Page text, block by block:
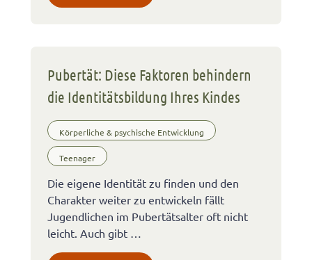
Pubertät: Diese Faktoren behindern
die Identitätsbildung Ihres Kindes
Körperliche & psychische Entwicklung
Teenager
Die eigene Identität zu finden und den
Charakter weiter zu entwickeln fällt
Jugendlichen im Pubertätsalter oft nicht
leicht. Auch gibt …